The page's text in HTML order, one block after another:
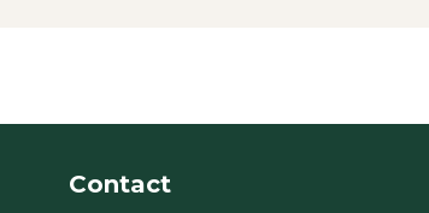
Contact